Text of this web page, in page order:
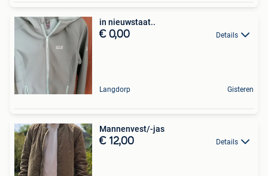
in nieuwstaat..
€ 0,00 Details
Langdorp Gisteren
Mannenvest/-jas
€ 12,00 Details